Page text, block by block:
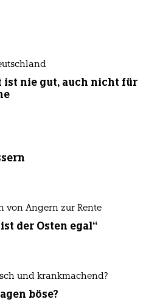
ist nie gut, auch nicht für
von Angern zur Rente
der Osten egal“
und krankmachend?
böse?